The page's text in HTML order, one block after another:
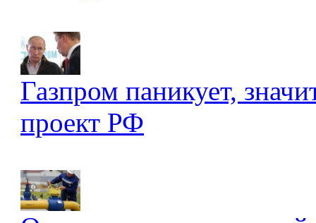
Газпром паникует,
проект РФ